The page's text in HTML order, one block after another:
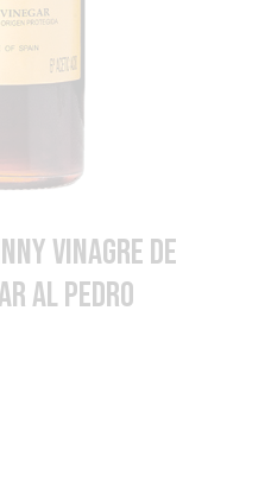
VINAGRE DE
AL PEDRO